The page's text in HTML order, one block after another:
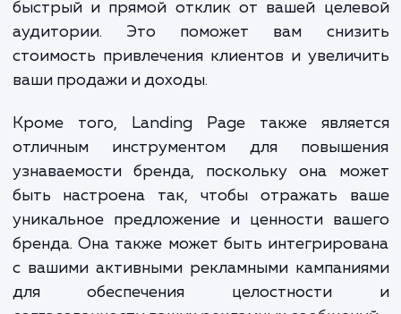
посетителей ваших сайтов в целевых
повышая общий процент
помощью правильно разработанной
продукт или услугу эффективнее,
быстрый и прямой отклик от вашей
аудитории. Это поможет вам
стоимость привлечения клиентов и
ваши продажи и доходы.
Кроме того, Landing Page также
отличным инструментом для